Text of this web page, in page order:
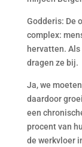
Godderis: De
complex:
hervatten.
dragen ze bij.
Ja, we
daardoor
een
procent van
de werkvloer